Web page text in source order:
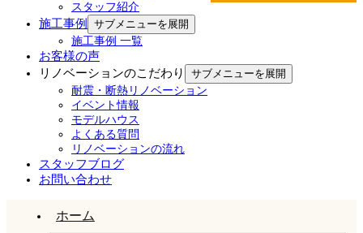
スタッフ紹介
施工事例
サブメニューを展開
施工事例 一覧
お客様の声
リノベーションのこだわり
サブメニューを展開
耐震・断熱リノベーション
イベント情報
モデルハウス
よくある質問
リノベーションの流れ
スタッフブログ
お問い合わせ
ホーム